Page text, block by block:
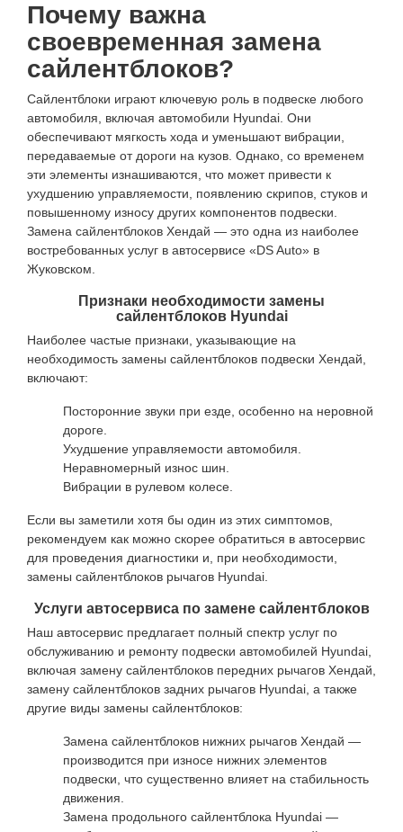
Почему важна
своевременная замена
сайлентблоков?
Сайлентблоки играют ключевую роль в подвеске любого
автомобиля, включая автомобили Hyundai. Они
обеспечивают мягкость хода и уменьшают вибрации,
передаваемые от дороги на кузов. Однако, со временем
эти элементы изнашиваются, что может привести к
ухудшению управляемости, появлению скрипов, стуков и
повышенному износу других компонентов подвески.
Замена сайлентблоков Хендай — это одна из наиболее
востребованных услуг в автосервисе «DS Auto» в
Жуковском.
Признаки необходимости замены
сайлентблоков Hyundai
Наиболее частые признаки, указывающие на
необходимость замены сайлентблоков подвески Хендай,
включают:
Посторонние звуки при езде, особенно на неровной
дороге.
Ухудшение управляемости автомобиля.
Неравномерный износ шин.
Вибрации в рулевом колесе.
Если вы заметили хотя бы один из этих симптомов,
рекомендуем как можно скорее обратиться в автосервис
для проведения диагностики и, при необходимости,
замены сайлентблоков рычагов Hyundai.
Услуги автосервиса по замене сайлентблоков
Наш автосервис предлагает полный спектр услуг по
обслуживанию и ремонту подвески автомобилей Hyundai,
включая замену сайлентблоков передних рычагов Хендай,
замену сайлентблоков задних рычагов Hyundai, а также
другие виды замены сайлентблоков:
Замена сайлентблоков нижних рычагов Хендай —
производится при износе нижних элементов
подвески, что существенно влияет на стабильность
движения.
Замена продольного сайлентблока Hyundai —